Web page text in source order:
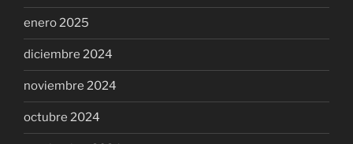
enero 2025
diciembre 2024
noviembre 2024
octubre 2024